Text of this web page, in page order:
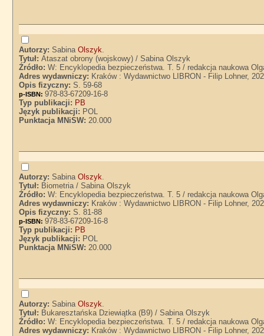
Autorzy:SabinaOlszyk.
Tytuł:Ataszat obrony (wojskowy) / Sabina Olszyk
Źródło:W: Encyklopedia bezpieczeństwa. T. 5 / redakcja naukowa
Adres wydawniczy: Kraków : Wydawnictwo LIBRON - Filip Lohner,
Opis fizyczny:S. 59-68
p-ISBN:978-83-67209-16-8
Typ publikacji: PB
Język publikacji: POL
Punktacja MNiSW:20.000
Autorzy:SabinaOlszyk.
Tytuł: Biometria / Sabina Olszyk
Źródło:W: Encyklopedia bezpieczeństwa. T. 5 / redakcja naukowa
Adres wydawniczy: Kraków : Wydawnictwo LIBRON - Filip Lohner,
Opis fizyczny:S. 81-88
p-ISBN:978-83-67209-16-8
Typ publikacji: PB
Język publikacji: POL
Punktacja MNiSW:20.000
Autorzy:SabinaOlszyk.
Tytuł: Bukaresztańska Dziewiątka (B9) / Sabina Olszyk
Źródło:W: Encyklopedia bezpieczeństwa. T. 5 / redakcja naukowa
Adres wydawniczy: Kraków : Wydawnictwo LIBRON - Filip Lohner,